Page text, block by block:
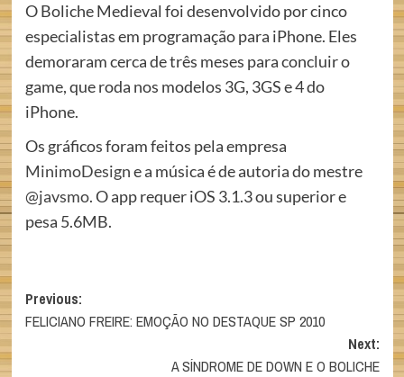
O Boliche Medieval foi desenvolvido por cinco
especialistas em programação para iPhone. Eles
demoraram cerca de três meses para concluir o
game, que roda nos modelos 3G, 3GS e 4 do
iPhone.
Os gráficos foram feitos pela empresa
MinimoDesigne a música é de autoria do mestre
@javsmo. O app requer iOS 3.1.3 ou superior e
pesa 5.6MB.
Post
navigation
Previous:
FELICIANO FREIRE: EMOÇÃO NO DESTAQUE SP 2010
Next:
A SÍNDROME DE DOWN E O BOLICHE